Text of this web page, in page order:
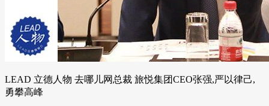
LEAD 立德人物 去哪儿网总裁 旅悦集团CEO张强,严以律己,
勇攀高峰